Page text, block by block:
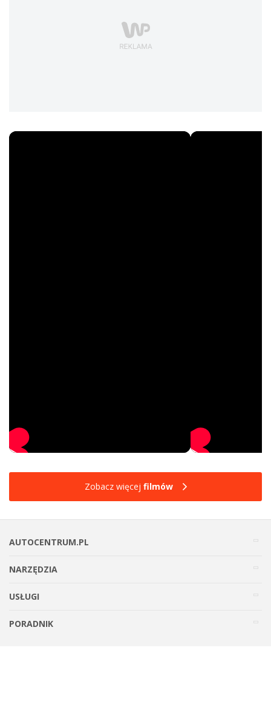
Zobacz więcej filmów
AUTOCENTRUM.PL
NARZĘDZIA
USŁUGI
PORADNIK